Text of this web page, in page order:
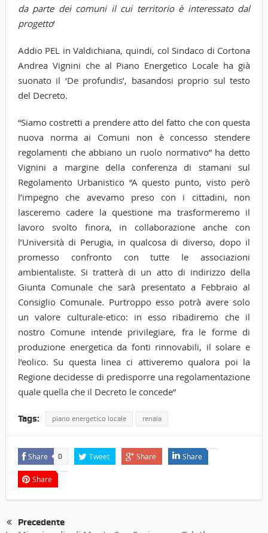
da parte dei comuni il cui territorio è interessato dal
progetto‘
Addio PEL in Valdichiana, quindi, col Sindaco di Cortona
Andrea Vignini che al Piano Energetico Locale ha già
suonato il ‘De profundis’, basandosi proprio sul testo
del Decreto.
“Siamo costretti a prendere atto del fatto che con questa
nuova norma ai Comuni non è concesso stendere
regolamenti che abbiano un ruolo normativo” ha detto
Vignini a margine della conferenza di stamani sul
Regolamento Urbanistico “A questo punto, visto però
l’impegno che avevamo preso con i cittadini, non
lasceremo cadere la questione ma trasformeremo il
lavoro svolto finora, in collaborazione anche con
l’Università di Perugia, in qualcosa di diverso, dopo il
promesso confronto con tutte le associazioni
ambientaliste. Si tratterà di un atto di indirizzo della
Giunta Comunale che sarà presentato a Febbraio al
Consiglio Comunale. Purtroppo esso potrà avere solo
un valore culturale-etico: in esso ribadiremo che il
nostro Comune intende privilegiare, fra le forme di
produzione energetica da fonti rinnovabili, il solare e
l’eolico. Su questa linea ci attiveremo qualora poi la
Regione decidesse di predisporre una regolamentazione
quale quella che il Decreto le concede”
Tags: piano energetico locale renaia
Share 0 Tweet Share Share
Share
Precedente